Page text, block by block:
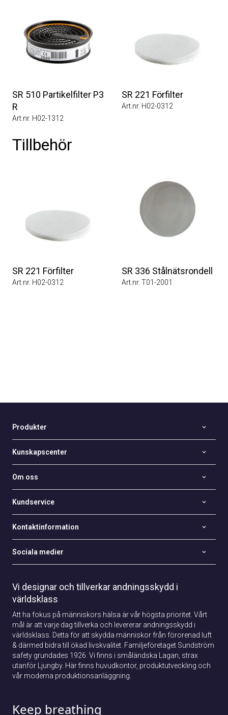
SR 510 Partikelfilter P3
R
Art.nr. H02-1312
SR 221 Förfilter
Art.nr. H02-0312
Tillbehör
SR 221 Förfilter
Art.nr. H02-0312
SR 336 Stålnätsrondell
Art.nr. T01-2001
Produkter
Kunskapscenter
Om oss
Kundservice
Kontaktinformation
Sociala medier
Vi designar och tillverkar andningsskydd i
världsklass
Att ha fokus på människors hälsa är vår högsta prioritet. Vårt
mål är att varje dag tillverka och levererar andningsskydd i
världsklass. Detta för att skydda människor från förorenad luft
& därmed bidra till ökad livskvalitet. Familjeföretaget Sundström
safety grundades 1926. Vi finns i småländska Lagan, strax
utanför Ljungby. Här finns huvudkontor, produktutveckling och
vår moderna produktionsanläggning.
Keep breathing